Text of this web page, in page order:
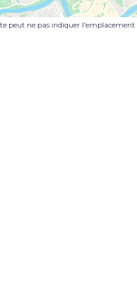
peut ne pas indiquer l'emplacement